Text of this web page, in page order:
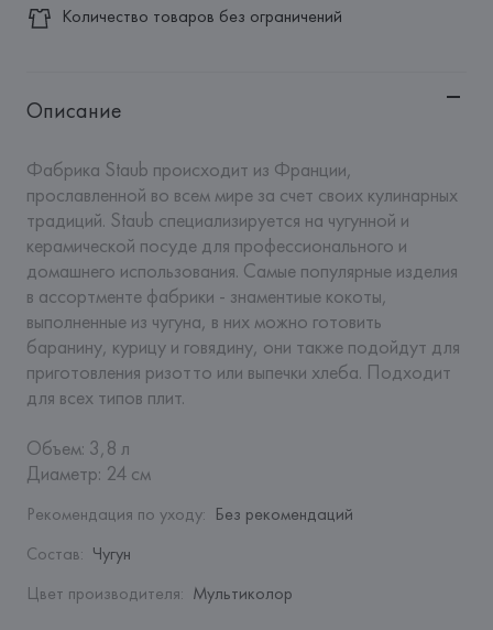
Количество товаров без ограничений
Описание
Фабрика Staub происходит из Франции,
прославленной во всем мире за счет своих кулинарных
традиций. Staub специализируется на чугунной и
керамической посуде для профессионального и
домашнего использования. Самые популярные изделия
в ассортменте фабрики - знаментиые кокоты,
выполненные из чугуна, в них можно готовить
баранину, курицу и говядину, они также подойдут для
приготовления ризотто или выпечки хлеба. Подходит
для всех типов плит.
Объем: 3,8 л
Диаметр: 24 см
Рекомендация по уходу: Без рекомендаций
Состав: Чугун
Цвет производителя: Мультиколор